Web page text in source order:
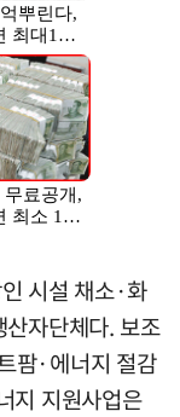
시설 채소·화
자단체다. 보조
팜·에너지 절감
지 지원사업은